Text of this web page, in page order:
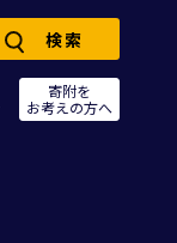
寄附を
お考えの方へ
検索